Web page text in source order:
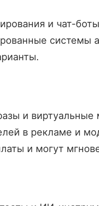
и чат-
системы
и виртуальные
в рекламе и
и могут